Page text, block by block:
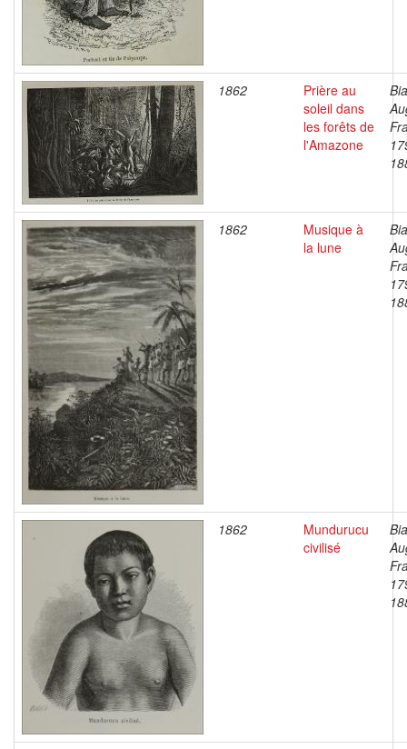
1862
Prière au
soleil dans
les forêts de
l'Amazone
1862
Musique à
la lune
1862
Mundurucu
civilisé